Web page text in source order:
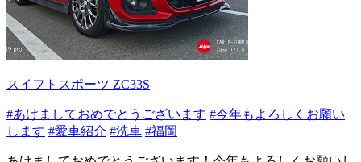
スイフトスポーツ ZC33S
#あけましておめでとうございます #今年もよろしくお願い
します #愛車紹介 #洗車 #福岡